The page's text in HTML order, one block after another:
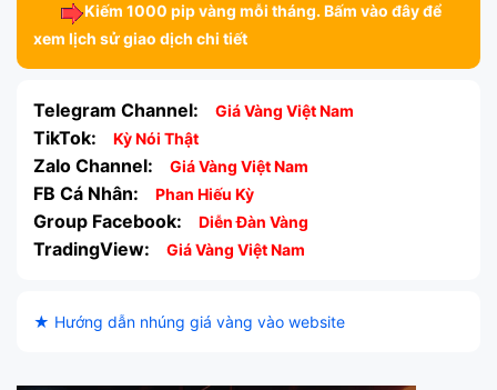
Kiếm 1000 pip vàng mỗi tháng. Bấm vào đây để
xem lịch sử giao dịch chi tiết
Telegram Channel: Giá Vàng Việt Nam
TikTok: Kỳ Nói Thật
Zalo Channel: Giá Vàng Việt Nam
FB Cá Nhân: Phan Hiếu Kỳ
Group Facebook: Diễn Đàn Vàng
TradingView: Giá Vàng Việt Nam
★ Hướng dẫn nhúng giá vàng vào website